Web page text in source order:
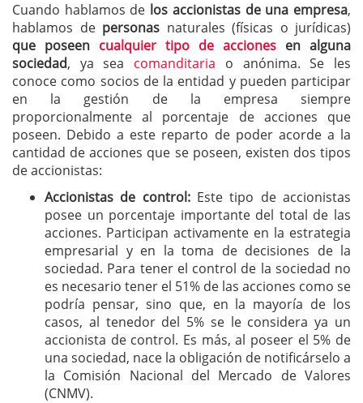
Cuando hablamos de los accionistas de una empresa,
hablamos de personas naturales (físicas o jurídicas)
que poseen cualquier tipo de acciones en alguna
sociedad, ya sea comanditaria o anónima. Se les
conoce como socios de la entidad y pueden participar
en la gestión de la empresa siempre
proporcionalmente al porcentaje de acciones que
poseen. Debido a este reparto de poder acorde a la
cantidad de acciones que se poseen, existen dos tipos
de accionistas:
Accionistas de control:Este tipo de accionistas
posee un porcentaje importante del total de las
acciones. Participan activamente en la estrategia
empresarial y en la toma de decisiones de la
sociedad. Para tener el control de la sociedad no
es necesario tener el 51% de las acciones como se
podría pensar, sino que, en la mayoría de los
casos, al tenedor del 5% se le considera ya un
accionista de control. Es más, al poseer el 5% de
una sociedad, nace la obligación de notificárselo a
la Comisión Nacional del Mercado de Valores
(CNMV).